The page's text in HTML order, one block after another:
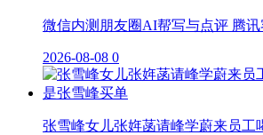
微信内测朋友圈AI帮写与点评 腾
2026-08-08 0
张雪峰女儿张姩菡请峰学蔚来员工